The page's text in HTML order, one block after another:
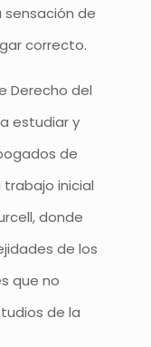
de
correcto.
Derecho del
estudiar y
de
trabajo inicial
donde
de los
que no
de la